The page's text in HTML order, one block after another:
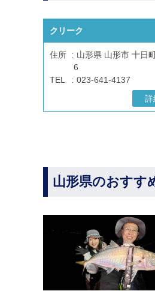
クリーク
住所
山形県 山形市 十日
6
TEL
023-641-4137
詳
山形県のおすす